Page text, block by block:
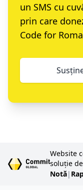
un SMS cu
prin care
Code for
Website
soluție
Notă|